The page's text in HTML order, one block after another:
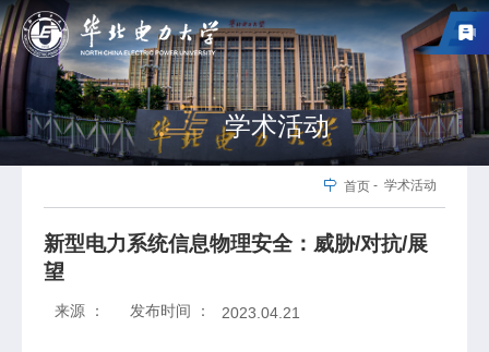
学术活动
首页 - 学术活动
新型电力系统信息物理安全：威胁/对抗/展
望
来源 ： 发布时间 ： 2023.04.21